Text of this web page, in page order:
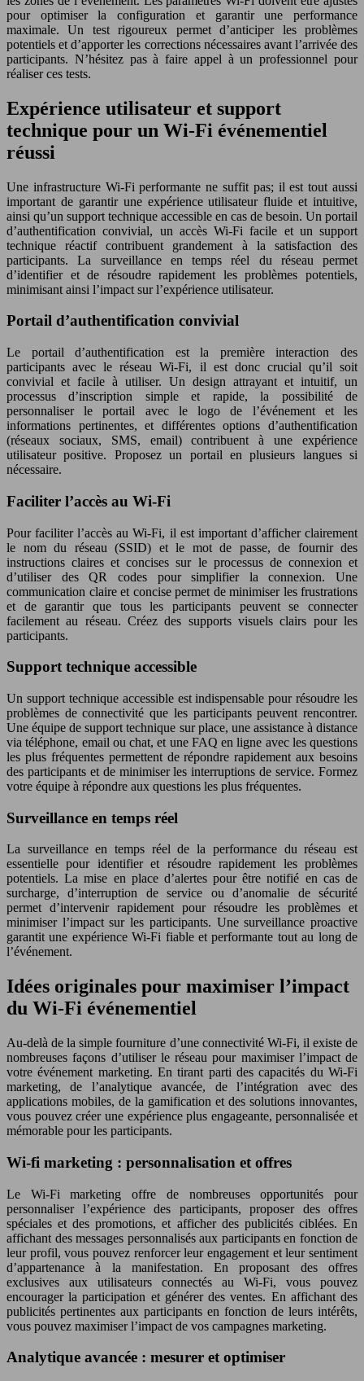
pour optimiser la configuration et garantir une performance
maximale. Un test rigoureux permet d’anticiper les problèmes
potentiels et d’apporter les corrections nécessaires avant l’arrivée des
participants. N’hésitez pas à faire appel à un professionnel pour
réaliser ces tests.
Expérience utilisateur et support
technique pour un Wi-Fi événementiel
réussi
Une infrastructure Wi-Fi performante ne suffit pas; il est tout aussi
important de garantir une expérience utilisateur fluide et intuitive,
ainsi qu’un support technique accessible en cas de besoin. Un portail
d’authentification convivial, un accès Wi-Fi facile et un support
technique réactif contribuent grandement à la satisfaction des
participants. La surveillance en temps réel du réseau permet
d’identifier et de résoudre rapidement les problèmes potentiels,
minimisant ainsi l’impact sur l’expérience utilisateur.
Portail d’authentification convivial
Le portail d’authentification est la première interaction des
participants avec le réseau Wi-Fi, il est donc crucial qu’il soit
convivial et facile à utiliser. Un design attrayant et intuitif, un
processus d’inscription simple et rapide, la possibilité de
personnaliser le portail avec le logo de l’événement et les
informations pertinentes, et différentes options d’authentification
(réseaux sociaux, SMS, email) contribuent à une expérience
utilisateur positive. Proposez un portail en plusieurs langues si
nécessaire.
Faciliter l’accès au Wi-Fi
Pour faciliter l’accès au Wi-Fi, il est important d’afficher clairement
le nom du réseau (SSID) et le mot de passe, de fournir des
instructions claires et concises sur le processus de connexion et
d’utiliser des QR codes pour simplifier la connexion. Une
communication claire et concise permet de minimiser les frustrations
et de garantir que tous les participants peuvent se connecter
facilement au réseau. Créez des supports visuels clairs pour les
participants.
Support technique accessible
Un support technique accessible est indispensable pour résoudre les
problèmes de connectivité que les participants peuvent rencontrer.
Une équipe de support technique sur place, une assistance à distance
via téléphone, email ou chat, et une FAQ en ligne avec les questions
les plus fréquentes permettent de répondre rapidement aux besoins
des participants et de minimiser les interruptions de service. Formez
votre équipe à répondre aux questions les plus fréquentes.
Surveillance en temps réel
La surveillance en temps réel de la performance du réseau est
essentielle pour identifier et résoudre rapidement les problèmes
potentiels. La mise en place d’alertes pour être notifié en cas de
surcharge, d’interruption de service ou d’anomalie de sécurité
permet d’intervenir rapidement pour résoudre les problèmes et
minimiser l’impact sur les participants. Une surveillance proactive
garantit une expérience Wi-Fi fiable et performante tout au long de
l’événement.
Idées originales pour maximiser l’impact
du Wi-Fi événementiel
Au-delà de la simple fourniture d’une connectivité Wi-Fi, il existe de
nombreuses façons d’utiliser le réseau pour maximiser l’impact de
votre événement marketing. En tirant parti des capacités du Wi-Fi
marketing, de l’analytique avancée, de l’intégration avec des
applications mobiles, de la gamification et des solutions innovantes,
vous pouvez créer une expérience plus engageante, personnalisée et
mémorable pour les participants.
Wi-fi marketing : personnalisation et offres
Le Wi-Fi marketing offre de nombreuses opportunités pour
personnaliser l’expérience des participants, proposer des offres
spéciales et des promotions, et afficher des publicités ciblées. En
affichant des messages personnalisés aux participants en fonction de
leur profil, vous pouvez renforcer leur engagement et leur sentiment
d’appartenance à la manifestation. En proposant des offres
exclusives aux utilisateurs connectés au Wi-Fi, vous pouvez
encourager la participation et générer des ventes. En affichant des
publicités pertinentes aux participants en fonction de leurs intérêts,
vous pouvez maximiser l’impact de vos campagnes marketing.
Analytique avancée : mesurer et optimiser